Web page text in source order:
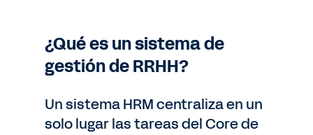
¿Qué es un sistema de
gestión de RRHH?
Un sistema HRM centraliza en un
solo lugar las tareas del Core de